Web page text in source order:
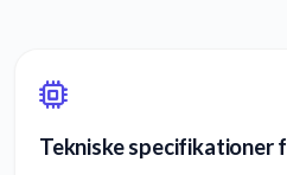
Tekniske specifikationer